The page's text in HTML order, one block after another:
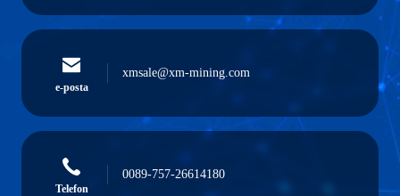
e-posta
xmsale@xm-mining.com
Telefon
0089-757-26614180